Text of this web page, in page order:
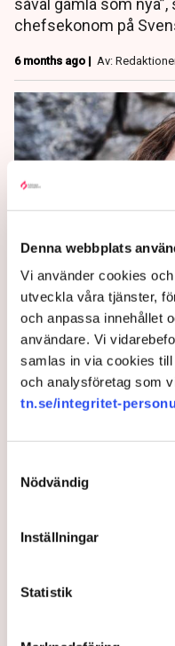
Denna webbplats
Vi använder cookies
utveckla våra tjänster,
och anpassa innehållet
användare. Vi
samlas in via cookies
och analysföretag som
tn.se/integritet-
Nödvändig
Inställningar
Statistik
chefsekonom på
6 months ago | Av:
Professor:
för individer
samhället
klara utmaningar –
nationalekonomi
1 year ago | Av: Redaktionen